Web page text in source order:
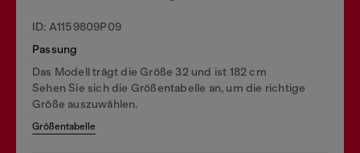
ID: A1159809P09
Passung
Das Modell trägt die Größe 32 und ist 182 cm
Sehen Sie sich die Größentabelle an, um die richtige
Größe auszuwählen.
Größentabelle